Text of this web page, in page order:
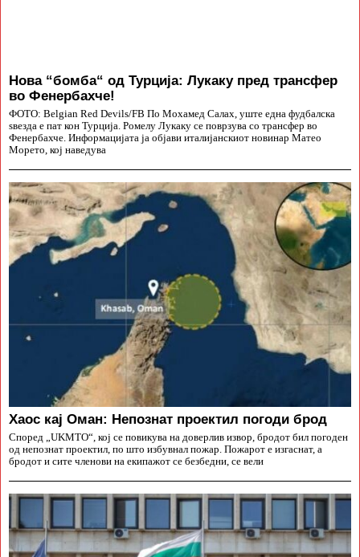
Нова “бомба“ од Турција: Лукаку пред трансфер
во Фенербахче!
ФОТО: Belgian Red Devils/FB По Мохамед Салах, уште една фудбалска
ѕвезда е пат кон Турција. Ромелу Лукаку се поврзува со трансфер во
Фенербахче. Информацијата ја објави италијанскиот новинар Матео
Морето, кој наведува
Хаос кај Оман: Непознат проектил погоди брод
Според „UKMTO“, кој се повикува на доверлив извор, бродот бил погоден
од непознат проектил, по што избувнал пожар. Пожарот е изгаснат, а
бродот и сите членови на екипажот се безбедни, се вели